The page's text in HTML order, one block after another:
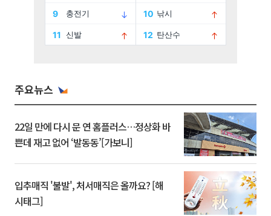
주요뉴스
22일 만에 다시 문 연 홈플러스…정상화 바
쁜데 재고 없어 ‘발동동’[가보니]
입추매직 '불발', 처서매직은 올까요? [해
시태그]